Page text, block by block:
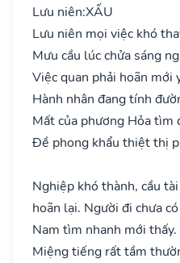
Lưu niên:XẤU
Lưu niên mọi việc khó
Mưu cầu lúc chửa sáng
Việc quan phải hoãn mới
Hành nhân đang tính
Mất của phương Hỏa tìm
Đề phong khẩu thiệt thị
Nghiệp khó thành, cầu
hoãn lại. Người đi chưa
Nam tìm nhanh mới
Miệng tiếng rất tầm